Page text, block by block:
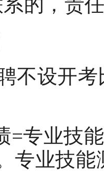
不设开
=专业技
专业技能